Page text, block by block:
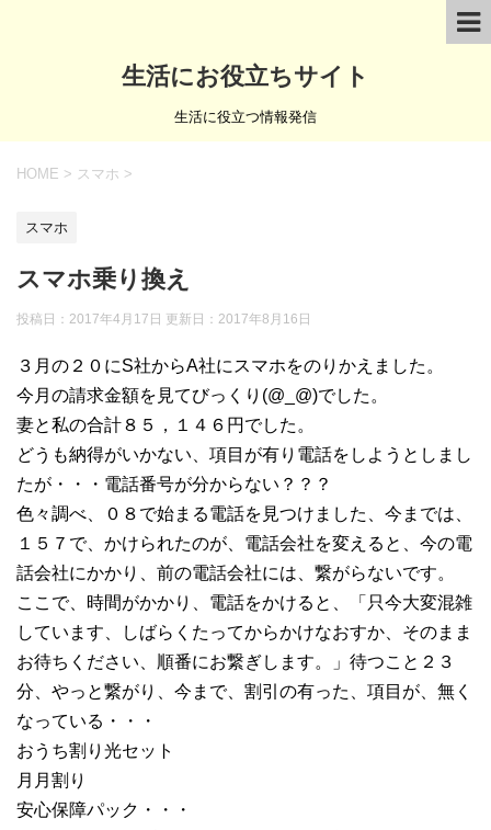
生活にお役立ちサイト
生活に役立つ情報発信
HOME > スマホ >
スマホ
スマホ乗り換え
投稿日：2017年4月17日 更新日： 2017年8月16日
３月の２０にS社からA社にスマホをのりかえました。
今月の請求金額を見てびっくり(@_@)でした。
妻と私の合計８５，１４６円でした。
どうも納得がいかない、項目が有り電話をしようとしまし
たが・・・電話番号が分からない？？？
色々調べ、０８で始まる電話を見つけました、今までは、
１５７で、かけられたのが、電話会社を変えると、今の電
話会社にかかり、前の電話会社には、繋がらないです。
ここで、時間がかかり、電話をかけると、「只今大変混雑
しています、しばらくたってからかけなおすか、そのまま
お待ちください、順番にお繋ぎします。」待つこと２３
分、やっと繋がり、今まで、割引の有った、項目が、無く
なっている・・・
おうち割り光セット
月月割り
安心保障パック・・・